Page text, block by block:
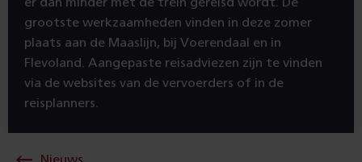
grootste werkzaamheden vinden in deze zomer
plaats aan de Maaslijn, bij Voerendaal en in
Flevoland. Aangepaste reisadviezen zijn te vinden
via de websites van de vervoerders of in de
reisplanners.